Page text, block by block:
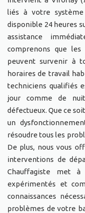
liés à votre
disponible 24 heures
assistance
comprenons que
peuvent survenir à
horaires de travail
techniciens qualifiés
jour comme de
défectueux. Que ce
un
résoudre tous les
De plus, nous vous
interventions de
Chauffagiste met à
expérimentés et
connaissances
problèmes de votre